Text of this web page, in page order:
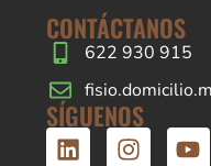
CONTÁCTANOS
622 930 915
SÍGUENOS